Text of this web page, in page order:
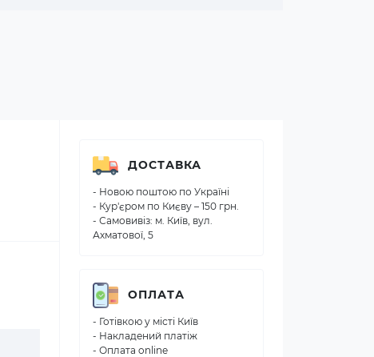
ДОСТАВКА
- Новою поштою по Україні
- Кур'єром по Києву – 150 грн.
- Самовивіз: м. Київ, вул.
Ахматової, 5
ОПЛАТА
- Готівкою у місті Київ
- Накладений платіж
- Оплата online